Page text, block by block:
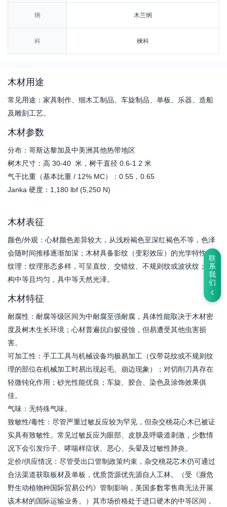
联
系
我
们
纲 木兰纲
科 楝科
木材用途
常见用途：家具制作、细木工制品、车旋制品、单板、乐器、造船
及雕刻工艺。
木材参数
分布：哥斯达黎加及中美洲其他热带地区
树木尺寸：高 30-40 米，树干直径 0.6-1.2 米
气干比重（基本比重 / 12% MC）：0.55，0.65
Janka 硬度：1,180 lbf (5,250 N)
木材表征
颜色/外观：心材颜色差异较大，从浅粉褐色至深红褐色不等，色泽
会随时间推移逐渐加深；木材具备影纹（变彩效应）的光学特性。
纹理：纹理形态多样，可呈直纹、交错纹、不规则纹或波状纹；结
构中等且均匀，具中等天然光泽。
木材特征
耐腐性：耐腐等级区间为中耐腐至强耐腐，具体性能取决于木材密
度及树木生长环境；心材普遍抗白蚁侵蚀，但易遭受其他虫害损
害。
可加工性：手工工具与机械设备均极易加工（仅带花纹或不规则纹
理的部位在机械加工时易出现起毛、崩边现象）；对切削刀具存在
轻微钝化作用；砂光性能优良；车旋、胶合、染色及涂饰效果俱
佳。
气味：无特殊气味。
致敏性/毒性：尽管严重过敏反应较为罕见，但杂交桃花心木已被证
实具有致敏性。常见过敏反应为眼部、皮肤及呼吸道刺激，少数情
况下会引发疖子、哮喘样症状、恶心、头晕及过敏性肺炎。
定价/供应情况：尽管受出口管制政策约束，杂交桃花芯木仍可通过
合法渠道获取板材及单板，优质货源优先源自人工林。（受《濒危
野生动植物种国际贸易公约》管制影响，美国多数零售商无法开展
该木材的国际运输业务。）其市场价格处于进口硬木的中等区间，